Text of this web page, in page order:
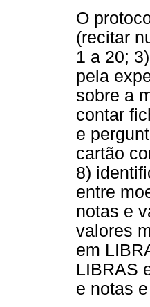
O
(recitar
1 a 20;
pela
sobre a
contar
e
cartão
8)
entre
notas e
valores
em
LIBRAS
e notas